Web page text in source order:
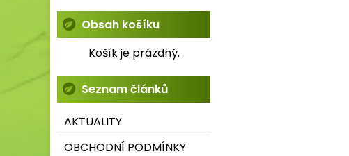
Obsah košíku
Košík je prázdný.
Seznam článků
AKTUALITY
OBCHODNÍ PODMÍNKY